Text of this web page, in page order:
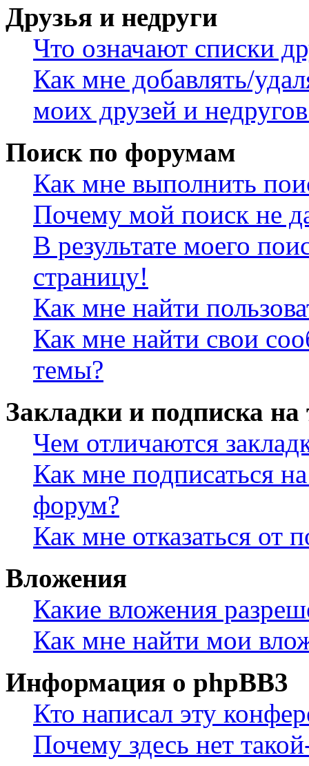
Друзья и недруги
Что означают списки
Как мне добавлять/
моих друзей и
Поиск по форумам
Как мне выполнить
Почему мой поиск не
В результате моего
страницу!
Как мне найти
Как мне найти свои
темы?
Закладки и подписка
Чем отличаются
Как мне подписаться
форум?
Как мне отказаться от
Вложения
Какие вложения
Как мне найти мои
Информация о phpBB3
Кто написал эту
Почему здесь нет